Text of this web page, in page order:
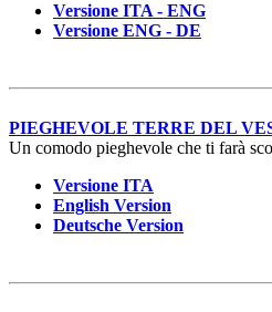
Versione ITA - ENG
Versione ENG - DE
PIEGHEVOLE TERRE DEL
Un comodo pieghevole che ti farà
Versione ITA
English Version
Deutsche Version